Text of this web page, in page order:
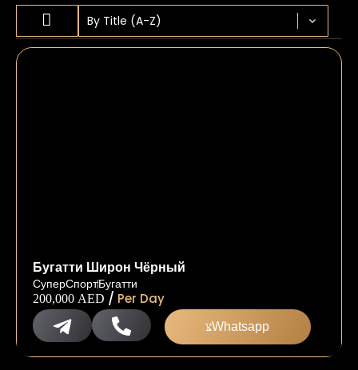
SORT BY
Sort content
Бугатти Широн Чёрный
СуперСпортБугатти
200,000 AED / Per Day
Whatsapp